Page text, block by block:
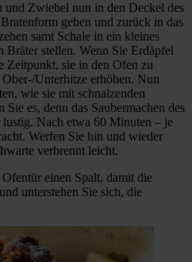
und Zwiebel nun in den Deckel des
geben und zurück in das
samt Schale in ein kleines
Bräter stellen. Wenn Sie Erdäpfel
Zeitpunkt, sie in den Ofen zu
Unterhitze erhöhen. Nun
wie sie mit schnalzenden
es, denn das Saubermachen des
Nach etwa 60 Minuten – je
Werfen Sie hin und wieder
verbrennt leicht.
einen Spalt, damit die
unterstehen Sie sich, die